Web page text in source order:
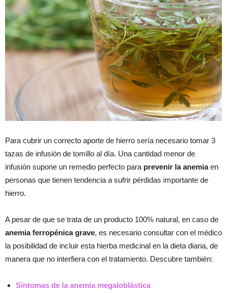
Para cubrir un correcto aporte de hierro sería necesario tomar 3
tazas de infusión de tomillo al día. Una cantidad menor de
infusión supone un remedio perfecto para prevenir la anemiaen
personas que tienen tendencia a sufrir pérdidas importante de
hierro.
A pesar de que se trata de un producto 100% natural, en caso de
anemia ferropénica grave, es necesario consultar con el médico
la posibilidad de incluir esta hierba medicinal en la dieta diaria, de
manera que no interfiera con el tratamiento. Descubre también:
Síntomas de la anemia megaloblástica